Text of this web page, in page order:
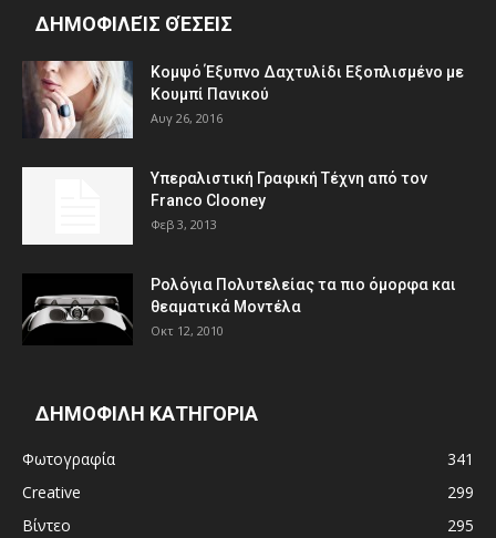
ΔΗΜΟΦΙΛΕΊΣ ΘΈΣΕΙΣ
Κομψό Έξυπνο Δαχτυλίδι Εξοπλισμένο με
Κουμπί Πανικού
Αυγ 26, 2016
Υπεραλιστική Γραφική Τέχνη από τον
Franco Clooney
Φεβ 3, 2013
Ρολόγια Πολυτελείας τα πιο όμορφα και
θεαματικά Μοντέλα
Οκτ 12, 2010
ΔΗΜΟΦΙΛΗ ΚΑΤΗΓΟΡΙΑ
Φωτογραφία
341
Creative
299
Βίντεο
295